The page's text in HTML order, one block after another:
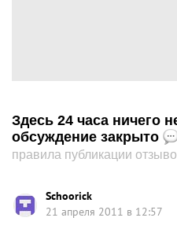
Здесь 24 часа ничего
обсуждение закрыто
правила публикации
Schoorick
21 апреля 2011 в 12:57